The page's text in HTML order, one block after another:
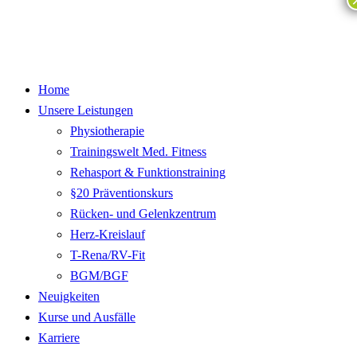
Home
Unsere Leistungen
Physiotherapie
Trainingswelt Med. Fitness
Rehasport & Funktionstraining
§20 Präventionskurs
Rücken- und Gelenkzentrum
Herz-Kreislauf
T-Rena/RV-Fit
BGM/BGF
Neuigkeiten
Kurse und Ausfälle
Karriere